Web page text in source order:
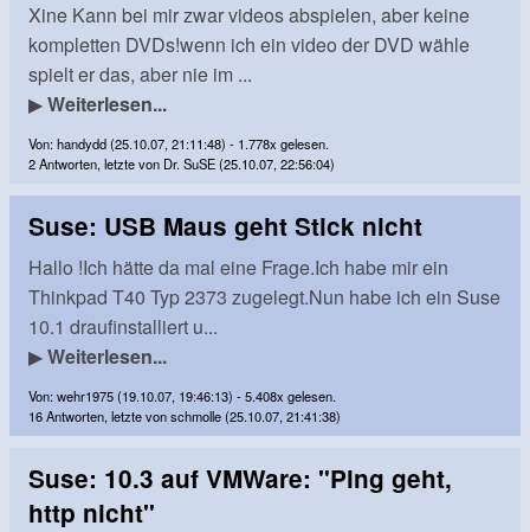
Xine Kann bei mir zwar videos abspielen, aber keine
kompletten DVDs!wenn ich ein video der DVD wähle
spielt er das, aber nie im ...
▶Weiterlesen...
Von: handydd (25.10.07, 21:11:48) - 1.778x gelesen.
2 Antworten, letzte von Dr. SuSE (25.10.07, 22:56:04)
Suse: USB Maus geht Stick nicht
Hallo !Ich hätte da mal eine Frage.Ich habe mir ein
Thinkpad T40 Typ 2373 zugelegt.Nun habe ich ein Suse
10.1 draufinstalliert u...
▶Weiterlesen...
Von: wehr1975 (19.10.07, 19:46:13) - 5.408x gelesen.
16 Antworten, letzte von schmolle (25.10.07, 21:41:38)
Suse: 10.3 auf VMWare: "Ping geht,
http nicht"